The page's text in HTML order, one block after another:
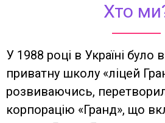
Хто
У 1988 році в Україні було
приватну школу «ліцей
розвиваючись,
корпорацію «Гранд», що